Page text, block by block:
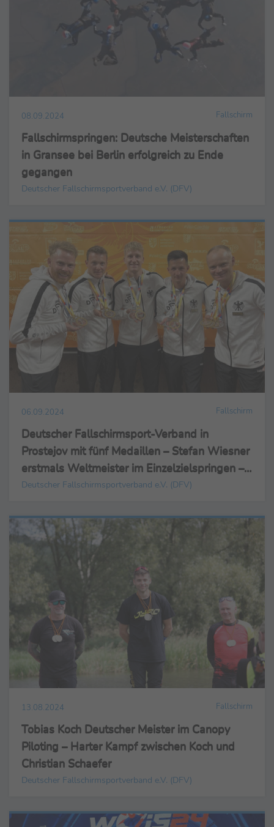
08.09.2024 Fallschirm
Fallschirmspringen: Deutsche Meisterschaften
in Gransee bei Berlin erfolgreich zu Ende
gegangen
Deutscher Fallschirmsportverband e.V. (DFV)
06.09.2024 Fallschirm
Deutscher Fallschirmsport-Verband in
Prostejov mit fünf Medaillen – Stefan Wiesner
erstmals Weltmeister im Einzelzielspringen –
Gold in der Mannschaftskombination
Deutscher Fallschirmsportverband e.V. (DFV)
13.08.2024 Fallschirm
Tobias Koch Deutscher Meister im Canopy
Piloting – Harter Kampf zwischen Koch und
Christian Schaefer
Deutscher Fallschirmsportverband e.V. (DFV)